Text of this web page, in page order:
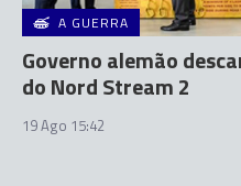
A GUERRA
Governo alemão
do Nord Stream 2
19 Ago 15:42